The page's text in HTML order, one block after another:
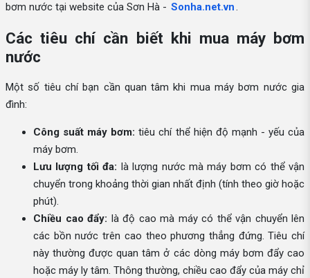
bơm nước tại website của Sơn Hà - Sonha.net.vn.
Các tiêu chí cần biết khi mua máy bơm
nước
Một số tiêu chí bạn cần quan tâm khi mua máy bơm nước gia
đình:
Công suất máy bơm: tiêu chí thể hiện độ mạnh - yếu của
máy bơm.
Lưu lượng tối đa: là lượng nước mà máy bơm có thể vận
chuyển trong khoảng thời gian nhất định (tính theo giờ hoặc
phút).
Chiều cao đẩy: là độ cao mà máy có thể vận chuyển lên
các bồn nước trên cao theo phương thẳng đứng. Tiêu chí
này thường được quan tâm ở các dòng máy bơm đẩy cao
hoặc máy ly tâm. Thông thường, chiều cao đẩy của máy chỉ